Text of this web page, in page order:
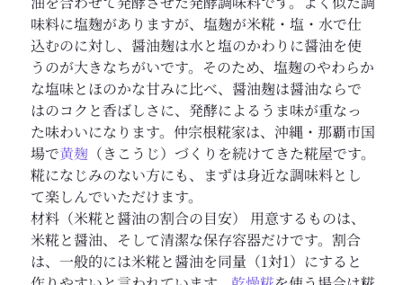
味料に塩麹がありますが、塩麹が米糀・塩・水で仕
込むのに対し、醤油麹は水と塩のかわりに醤油を使
うのが大きなちがいです。そのため、塩麹のやわらか
な塩味とほのかな甘みに比べ、醤油麹は醤油ならで
はのコクと香ばしさに、発酵によるうま味が重なっ
た味わいになります。仲宗根糀家は、沖縄・那覇市国
場で黄麹 （きこうじ）づくりを続けてきた糀屋です。
糀になじみのない方にも、まずは身近な調味料とし
て楽しんでいただけます。
材料（米糀と醤油の割合の目安） 用意するものは、
米糀と醤油、そして清潔な保存容器だけです。割合
は、一般的には米糀と醤油を同量（1対1）にすると